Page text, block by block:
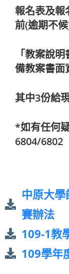
報名表及報
前(逾期不
「教案說
備教案書面
其中3份給
*如有任何
6804/6802
中原大
賽辦法
109-1教
109學年